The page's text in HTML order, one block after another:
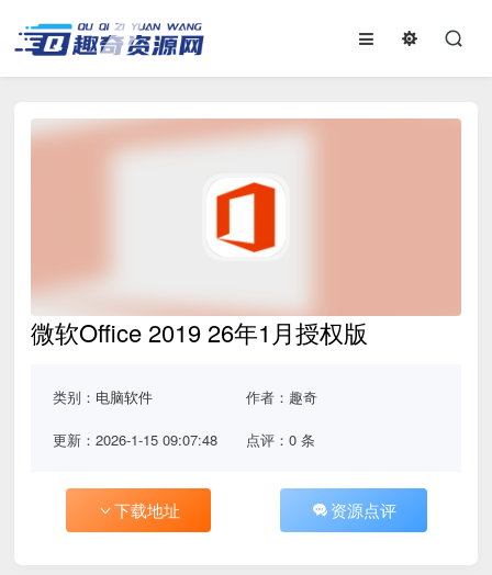
微软Office 2019 26年1月授权版
类别： 电脑软件 作者：趣奇
更新：2026-1-15 09:07:48 点评：0 条
下载地址 资源点评